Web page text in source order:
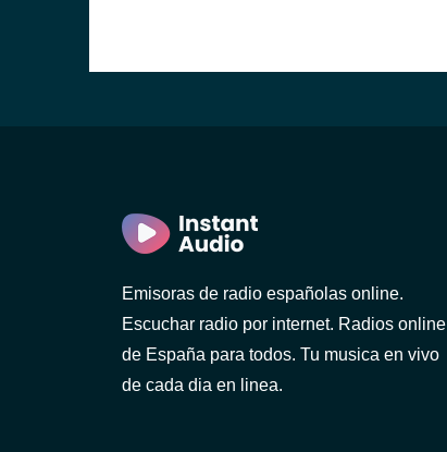
Emisoras de radio españolas online.
Escuchar radio por internet. Radios online
de España para todos. Tu musica en vivo
de cada dia en linea.